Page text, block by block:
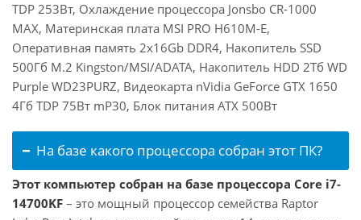
TDP 253Вт, Охлаждение процессора Jonsbo CR-1000
MAX, Материнская плата MSI PRO H610M-E,
Оперативная память 2x16Gb DDR4, Накопитель SSD
500Гб M.2 Kingston/MSI/ADATA, Накопитель HDD 2Тб WD
Purple WD23PURZ, Видеокарта nVidia GeForce GTX 1650
4Гб TDP 75Вт mP30, Блок питания ATX 500Вт
На базе какого процессора собран этот ПК?
Этот компьютер собран на базе процессора Core i7-
14700KF – это мощный процессор семейства Raptor